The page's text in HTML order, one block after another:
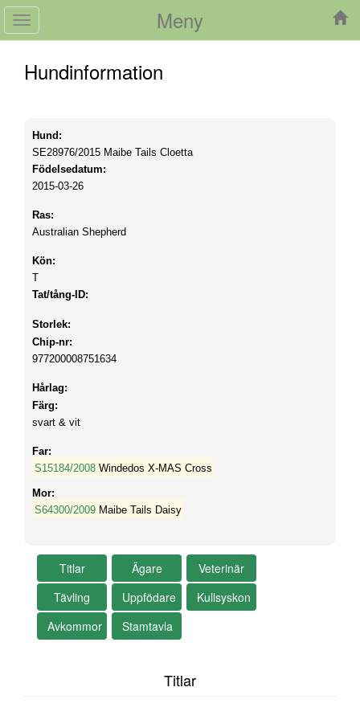
Meny
Toggle
navigation
Hundinformation
Hund:
SE28976/2015 Maibe Tails Cloetta
Födelsedatum:
2015-03-26
Ras:
Australian Shepherd
Kön:
T
Tat/tång-ID:
Storlek:
Chip-nr:
977200008751634
Hårlag:
Färg:
svart & vit
Far:
S15184/2008 Windedos X-MAS Cross
Mor:
S64300/2009 Maibe Tails Daisy
Titlar